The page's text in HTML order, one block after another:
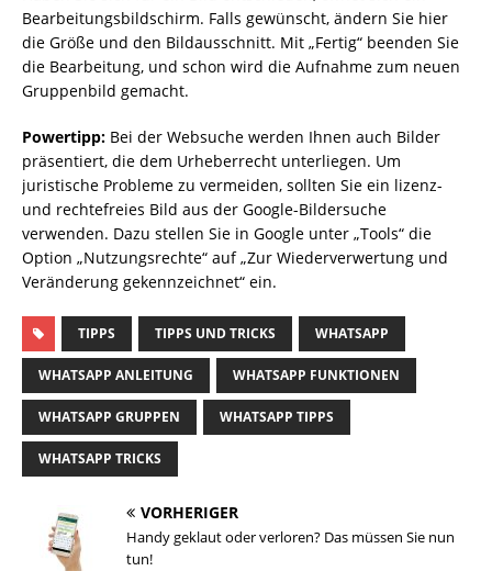
Bearbeitungsbildschirm. Falls gewünscht, ändern Sie hier
die Größe und den Bildausschnitt. Mit „Fertig“ beenden Sie
die Bearbeitung, und schon wird die Aufnahme zum neuen
Gruppenbild gemacht.
Powertipp: Bei der Websuche werden Ihnen auch Bilder
präsentiert, die dem Urheberrecht unterliegen. Um
juristische Probleme zu vermeiden, sollten Sie ein lizenz-
und rechtefreies Bild aus der Google-Bildersuche
verwenden. Dazu stellen Sie in Google unter „Tools“ die
Option „Nutzungsrechte“ auf „Zur Wiederverwertung und
Veränderung gekennzeichnet“ ein.
TIPPS TIPPS UND TRICKS WHATSAPP
WHATSAPP ANLEITUNG WHATSAPP FUNKTIONEN
WHATSAPP GRUPPEN WHATSAPP TIPPS
WHATSAPP TRICKS
VORHERIGER
Handy geklaut oder verloren? Das müssen Sie nun
tun!